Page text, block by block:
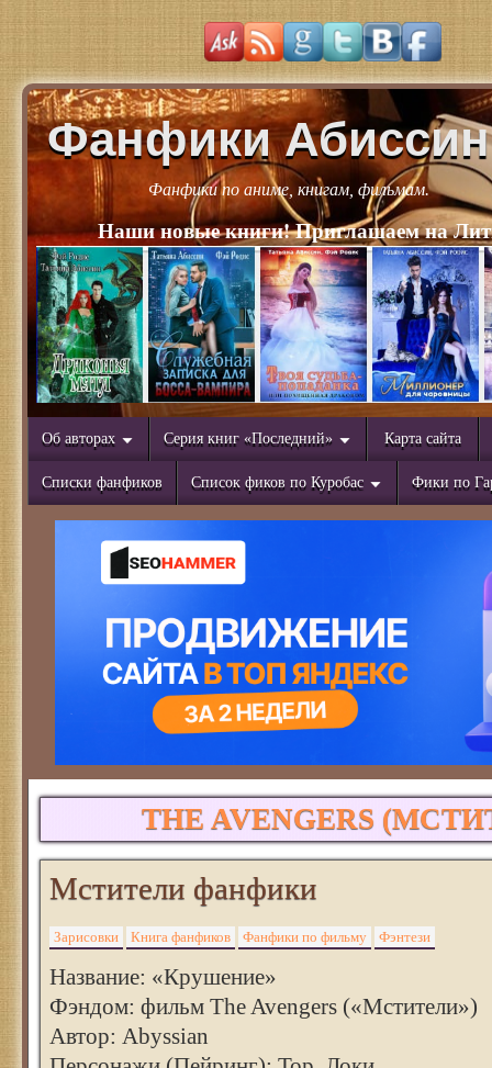
Фанфики Абиссин
Фанфики по аниме, книгам, фильмам.
Наши новые книги! Приглашаем на
Об авторах Серия книг «Последний» Карта сайта
Списки фанфиков Список фиков по Куробас Фики по
THE AVENGERS
Мстители фанфики
Зарисовки Книга фанфиков Фанфики по фильму Фэнтези
Название: «Крушение»
Фэндом: фильм The Avengers («Мстители»)
Автор: Abyssian